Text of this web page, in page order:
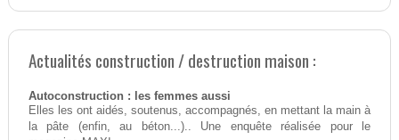
Actualités construction / destruction maison :
Autoconstruction : les femmes aussi
Elles les ont aidés, soutenus, accompagnés, en mettant la main à
la pâte (enfin, au béton...).. Une enquête réalisée pour le